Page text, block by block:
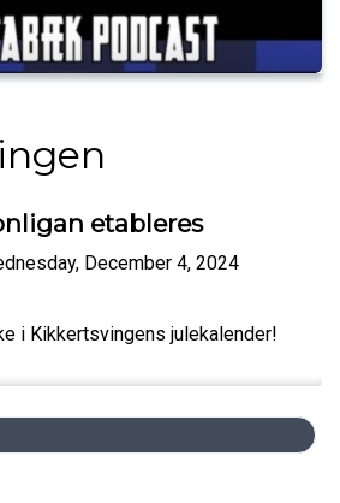
etableres
December 4, 2024
i Kikkertsvingens julekalender!